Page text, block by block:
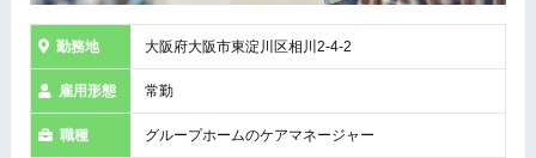
勤務地 大阪府大阪市東淀川区相川2-4-2
雇用形態 常勤
職種 グループホームのケアマネージャー